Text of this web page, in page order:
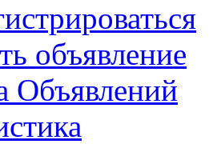
объявление
Объявлений